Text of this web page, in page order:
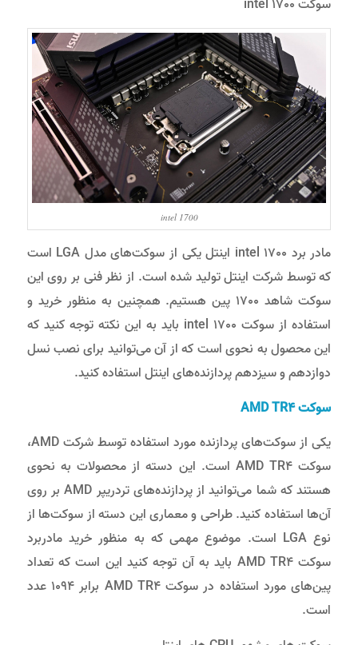
سوکت intel 1700
intel 1700
مادر برد intel 1700 اینتل یکی از سوکت‌های مدل LGA است
که توسط شرکت اینتل تولید شده است. از نظر فنی بر روی این
سوکت شاهد 1700 پین هستیم. همچنین به منظور خرید و
استفاده از سوکت intel 1700 باید به این نکته توجه کنید که
این محصول به نحوی است که از آن می‌توانید برای نصب نسل
دوازدهم و سیزدهم پردازنده‌های اینتل استفاده کنید.
سوکتAMD TR4
یکی از سوکت‌های پردازنده مورد استفاده توسط شرکت AMD،
سوکت AMD TR4 است. این دسته از محصولات به نحوی
هستند که شما می‌توانید از پردازنده‌های تردریپر AMD بر روی
آن‌ها استفاده کنید. طراحی و معماری این دسته از سوکت‌ها از
نوع LGA است. موضوع مهمی که به منظور خرید مادربرد
سوکت AMD TR4 باید به آن توجه کنید این است که تعداد
پین‌های مورد استفاده در سوکت AMD TR4 برابر 1094 عدد
است.